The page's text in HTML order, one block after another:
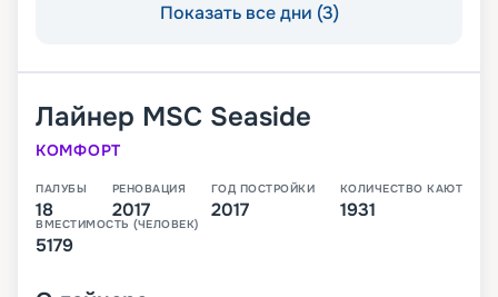
Показать все дни (3)
Лайнер MSC Seaside
КОМФОРТ
ПАЛУБЫ
18
РЕНОВАЦИЯ
2017
ГОД ПОСТРОЙКИ
2017
КОЛИЧЕСТВО КАЮТ
1931
ВМЕСТИМОСТЬ (ЧЕЛОВЕК)
5179